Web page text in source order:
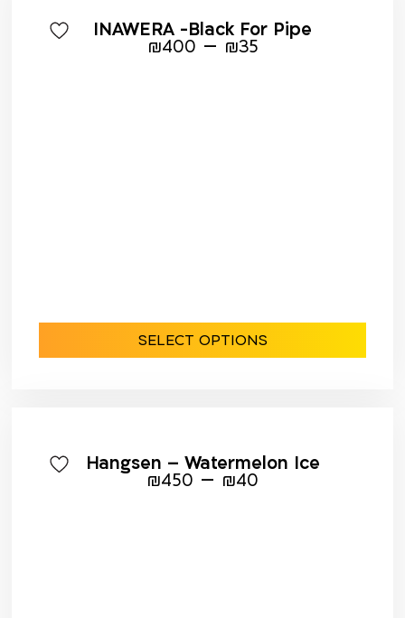
INAWERA -Black For Pipe
₪35
–
₪400
SELECT OPTIONS
Hangsen – Watermelon Ice
₪40
–
₪450